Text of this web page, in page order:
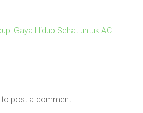
Gaya Hidup Sehat untuk AC
to post a comment.